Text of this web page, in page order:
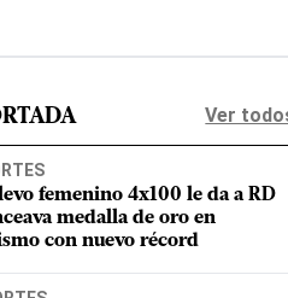
Ver
femenino 4x100 le da a RD
medalla de oro en
con nuevo récord